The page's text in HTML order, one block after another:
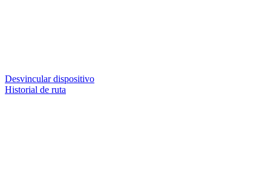
Desvincular dispositivo
Historial de ruta